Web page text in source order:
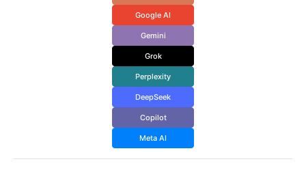
Google AI
Gemini
Grok
Perplexity
DeepSeek
Copilot
Meta AI